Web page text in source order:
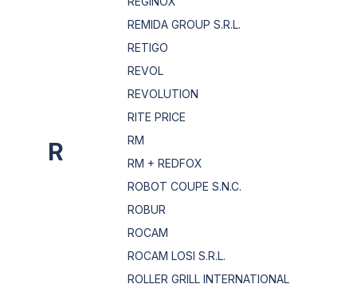
R
REMIDA GROUP S.R.L.
RETIGO
REVOL
REVOLUTION
RITE PRICE
RM
RM + REDFOX
ROBOT COUPE S.N.C.
ROBUR
ROCAM
ROCAM LOSI S.R.L.
ROLLER GRILL INTERNATIONAL